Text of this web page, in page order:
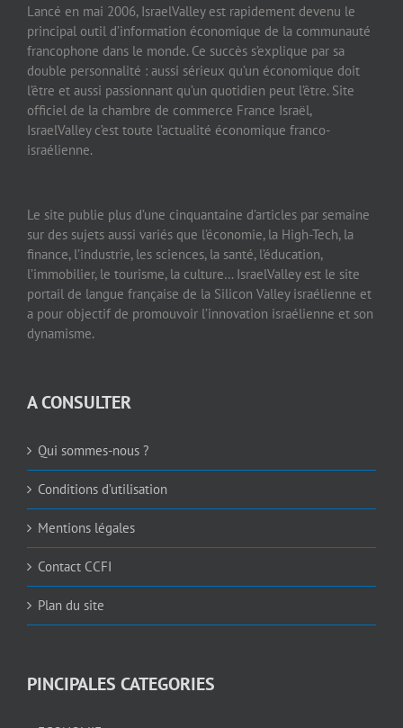
Lancé en mai 2006, IsraelValley est rapidement devenu le
principal outil d’information économique de la communauté
francophone dans le monde. Ce succès s’explique par sa
double personnalité : aussi sérieux qu’un économique doit
l’être et aussi passionnant qu’un quotidien peut l’être. Site
officiel de la chambre de commerce France Israël,
IsraelValley c’est toute l’actualité économique franco-
israélienne.
Le site publie plus d’une cinquantaine d’articles par semaine
sur des sujets aussi variés que l’économie, la High-Tech, la
finance, l’industrie, les sciences, la santé, l’éducation,
l’immobilier, le tourisme, la culture… IsraelValley est le site
portail de langue française de la Silicon Valley israélienne et
a pour objectif de promouvoir l’innovation israélienne et son
dynamisme.
A CONSULTER
Qui sommes-nous ?
Conditions d’utilisation
Mentions légales
Contact CCFI
Plan du site
PINCIPALES CATEGORIES